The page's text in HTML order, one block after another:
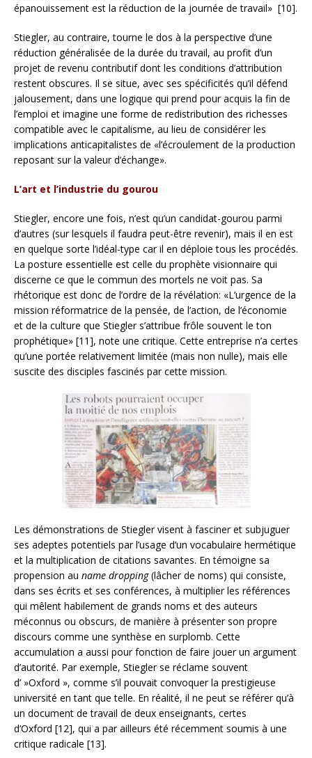
épanouissement est la réduction de la journée de travail» [10].
Stiegler, au contraire, tourne le dos à la perspective d’une
réduction généralisée de la durée du travail, au profit d’un
projet de revenu contributif dont les conditions d’attribution
restent obscures. Il se situe, avec ses spécificités qu’il défend
jalousement, dans une logique qui prend pour acquis la fin de
l’emploi et imagine une forme de redistribution des richesses
compatible avec le capitalisme, au lieu de considérer les
implications anticapitalistes de «l’écroulement de la production
reposant sur la valeur d’échange».
L’art et l’industrie du gourou
Stiegler, encore une fois, n’est qu’un candidat-gourou parmi
d’autres (sur lesquels il faudra peut-être revenir), mais il en est
en quelque sorte l’idéal-type car il en déploie tous les procédés.
La posture essentielle est celle du prophète visionnaire qui
discerne ce que le commun des mortels ne voit pas. Sa
rhétorique est donc de l’ordre de la révélation: «L’urgence de la
mission réformatrice de la pensée, de l’action, de l’économie
et de la culture que Stiegler s’attribue frôle souvent le ton
prophétique» [11], note une critique. Cette entreprise n’a certes
qu’une portée relativement limitée (mais non nulle), mais elle
suscite des disciples fascinés par cette mission.
Les démonstrations de Stiegler visent à fasciner et subjuguer
ses adeptes potentiels par l’usage d’un vocabulaire hermétique
et la multiplication de citations savantes. En témoigne sa
propension au name dropping(lâcher de noms) qui consiste,
dans ses écrits et ses conférences, à multiplier les références
qui mêlent habilement de grands noms et des auteurs
méconnus ou obscurs, de manière à présenter son propre
discours comme une synthèse en surplomb. Cette
accumulation a aussi pour fonction de faire jouer un argument
d’autorité. Par exemple, Stiegler se réclame souvent
d’ »Oxford », comme s’il pouvait convoquer la prestigieuse
université en tant que telle. En réalité, il ne peut se référer qu’à
un document de travail de deux enseignants, certes
d’Oxford [12], qui a par ailleurs été récemment soumis à une
critique radicale [13].